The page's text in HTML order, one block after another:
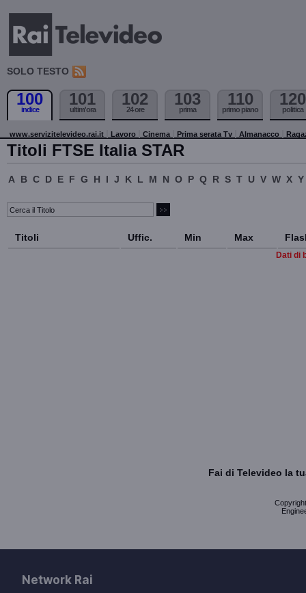
SOLO TESTO
100
indice
101
ultim'ora
102
24 ore
103
prima
110
primo piano
120
politica
www.servizitelevideo.rai.it Lavoro Cinema Prima serata Tv Almanacco
Titoli FTSE Italia STAR
A B C D E F G H I J K L M N O P Q R S T U V W X Y
Titoli Uffic. Min Max
Dati di
Fai di Televideo la